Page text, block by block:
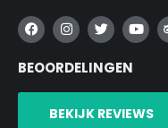
F
a
c
e
o
I
n
s
t
g
r
T
w
i
t
e
r
Y
o
b
e
BEOORDELINGEN
BEKIJK REVIEWS